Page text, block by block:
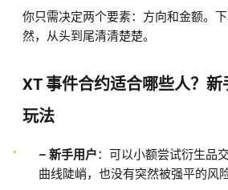
你只需决定两个要素：方向和金额。
然，从头到尾清清楚楚。
XT 事件合约适合哪些人？新
玩法
– 新手用户：可以小额尝试衍生品
曲线陡峭，也没有突然被强平的风险